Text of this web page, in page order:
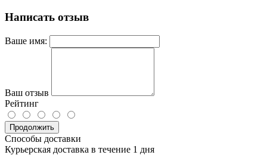
Написать отзыв
Ваше имя:
Ваш отзыв
Рейтинг
Продолжить
Способы доставки
Курьерская доставка в течение 1 дня